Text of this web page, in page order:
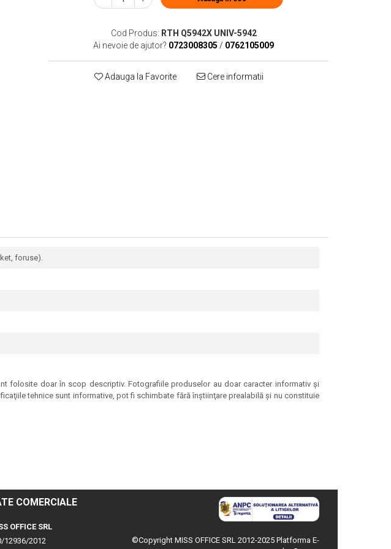
Cod Produs: RTH Q5942X UNIV-5942
Ai nevoie de ajutor? 0723008305 / 0762105009
Adauga la Favorite Cere informatii
foruse).
folosite doar în scop descriptiv. Fotografiile produselor au doar caracter informativ şi
tehnice sunt informative, pot fi schimbate fără înştiinţare prealabilă şi nu constituie
COMERCIALE
OFFICE SRL
12936/2012
©Copyright MISS OFFICE SRL 2012-2025 Platforma E-